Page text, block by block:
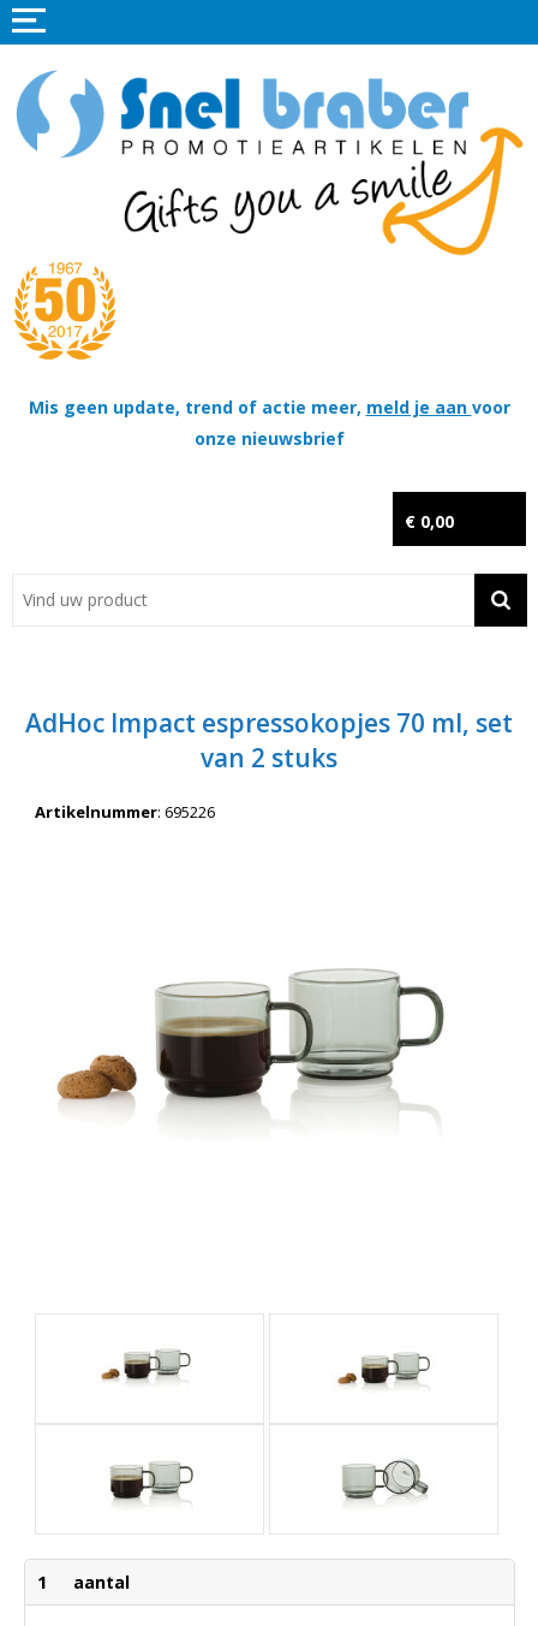
Mis geen update, trend of actie meer, meld je aan voor
onze nieuwsbrief
€ 0,00
Home
Promotieartikelen
Tassen
Thema's
Contact
Wil je snel een advies? Bel nu 053-7920045 of 06-55731304
AdHoc Impact espressokopjes 70 ml, set
van 2 stuks
Artikelnummer: 695226
1 aantal